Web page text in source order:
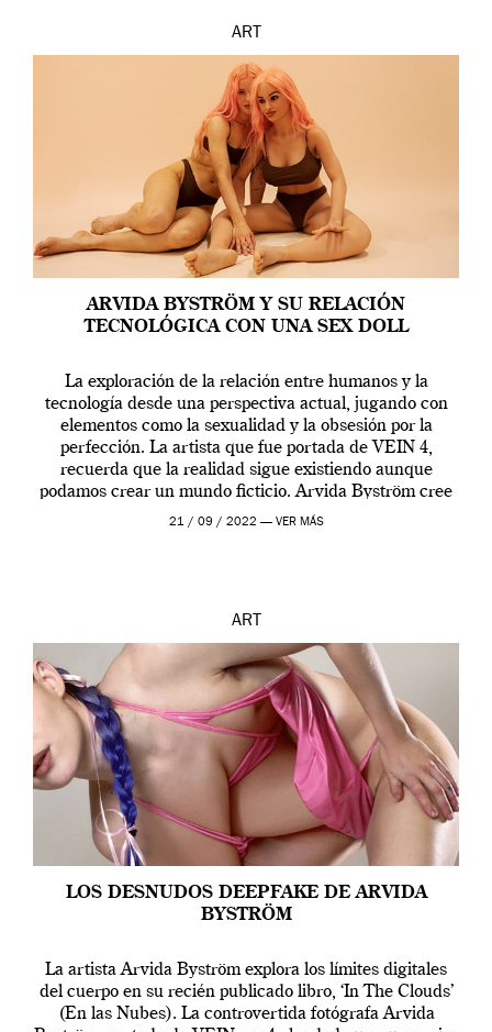
ART
ARVIDA BYSTRÖM Y SU RELACIÓN
TECNOLÓGICA CON UNA SEX DOLL
La exploración de la relación entre humanos y la
tecnología desde una perspectiva actual, jugando con
elementos como la sexualidad y la obsesión por la
perfección. La artista que fue portada de VEIN 4,
recuerda que la realidad sigue existiendo aunque
podamos crear un mundo ficticio. Arvida Byström cree
que los humanos tienen un complejo […]
21 / 09 / 2022 — VER MÁS
ART
LOS DESNUDOS DEEPFAKE DE ARVIDA
BYSTRÖM
La artista Arvida Byström explora los límites digitales
del cuerpo en su recién publicado libro, ‘In The Clouds’
(En las Nubes). La controvertida fotógrafa Arvida